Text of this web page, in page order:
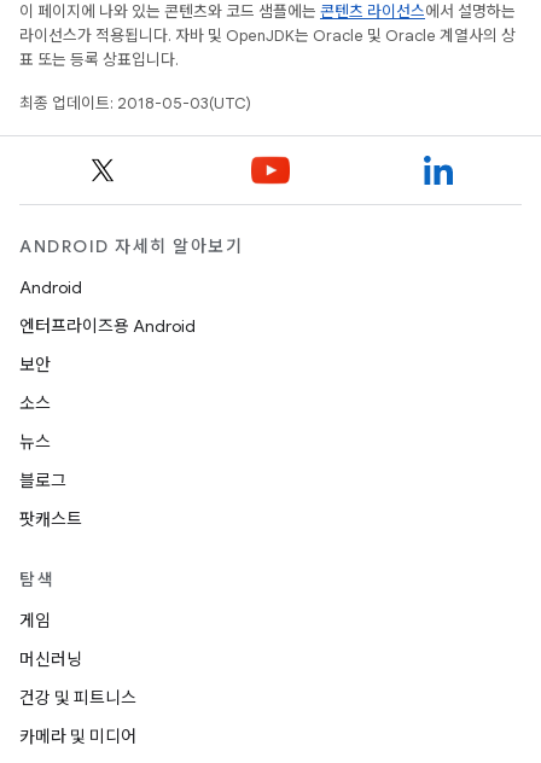
이 페이지에 나와 있는 콘텐츠와 코드 샘플에는 콘텐츠 라이선스에서 설명하는
라이선스가 적용됩니다. 자바 및 OpenJDK는 Oracle 및 Oracle 계열사의 상
표 또는 등록 상표입니다.
최종 업데이트: 2018-05-03(UTC)
ANDROID 자세히 알아보기
Android
엔터프라이즈용 Android
보안
소스
뉴스
블로그
팟캐스트
탐색
게임
머신러닝
건강 및 피트니스
카메라 및 미디어